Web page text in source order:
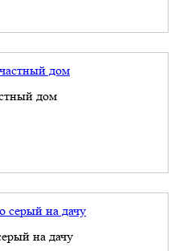
дом
на дачу